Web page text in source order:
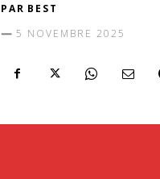
PAR BEST
5 NOVEMBRE 2025